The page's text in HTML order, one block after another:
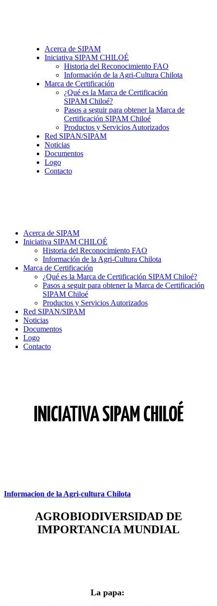
Acerca de SIPAM
Iniciativa SIPAM CHILOÉ
Historia del Reconocimiento FAO
Información de la Agri-Cultura Chilota
Marca de Certificación
¿Qué es la Marca de Certificación
SIPAM Chiloé?
Pasos a seguir para obtener la Marca de
Certificación SIPAM Chiloé
Productos y Servicios Autorizados
Red SIPAN/SIPAM
Noticias
Documentos
Logo
Contacto
Acerca de SIPAM
Iniciativa SIPAM CHILOÉ
Historia del Reconocimiento FAO
Información de la Agri-Cultura Chilota
Marca de Certificación
¿Qué es la Marca de Certificación SIPAM Chiloé?
Pasos a seguir para obtener la Marca de Certificación
SIPAM Chiloé
Productos y Servicios Autorizados
Red SIPAN/SIPAM
Noticias
Documentos
Logo
Contacto
INICIATIVA SIPAM CHILOÉ
Informacion de la Agri-cultura Chilota
AGROBIODIVERSIDAD DE
IMPORTANCIA MUNDIAL
La papa: